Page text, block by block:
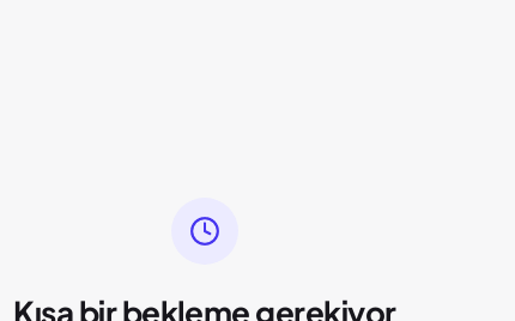
Kısa bir bekleme gerekiyor